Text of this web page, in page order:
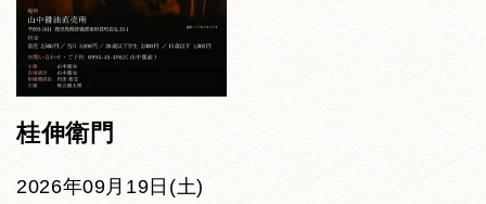
桂伸衛門
2026年09月19日(土)